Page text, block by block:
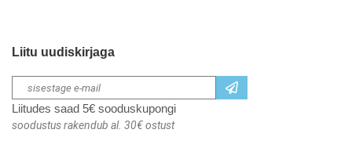
Liitu uudiskirjaga
Liitudes saad 5€ sooduskupongi
soodustus rakendub al. 30€ ostust